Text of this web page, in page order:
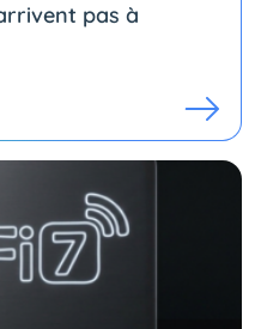
pas à